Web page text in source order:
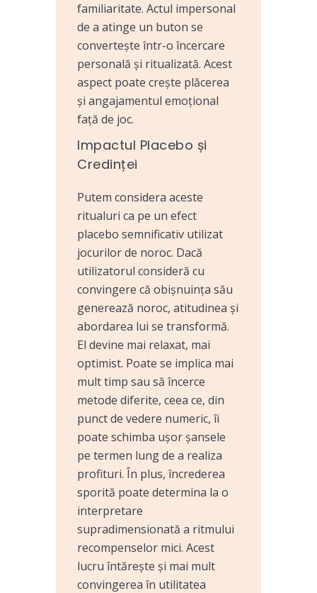
familiaritate. Actul impersonal
de a atinge un buton se
convertește într-o încercare
personală și ritualizată. Acest
aspect poate crește plăcerea
și angajamentul emoțional
față de joc.
Impactul Placebo și
Credinței
Putem considera aceste
ritualuri ca pe un efect
placebo semnificativ utilizat
jocurilor de noroc. Dacă
utilizatorul consideră cu
convingere că obișnuința său
generează noroc, atitudinea și
abordarea lui se transformă.
El devine mai relaxat, mai
optimist. Poate se implica mai
mult timp sau să încerce
metode diferite, ceea ce, din
punct de vedere numeric, îi
poate schimba ușor șansele
pe termen lung de a realiza
profituri. În plus, încrederea
sporită poate determina la o
interpretare
supradimensionată a ritmului
recompenselor mici. Acest
lucru întărește și mai mult
convingerea în utilitatea